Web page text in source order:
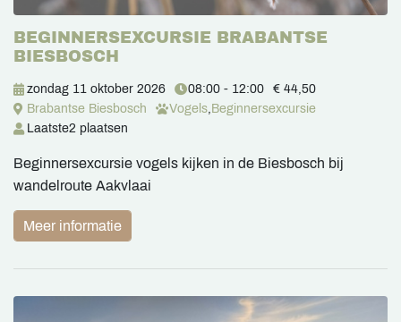
BEGINNERSEXCURSIE BRABANTSE
BIESBOSCH
zondag 11 oktober 2026 08:00 - 12:00
€ 44,50
Brabantse Biesbosch
Vogels, Beginnersexcursie
Laatste2 plaatsen
Beginnersexcursie vogels kijken in de Biesbosch bij
wandelroute Aakvlaai
Meer informatie